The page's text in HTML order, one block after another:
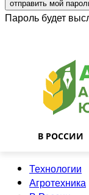
Пароль будет
В РОССИИ
Технологии
Агротехника